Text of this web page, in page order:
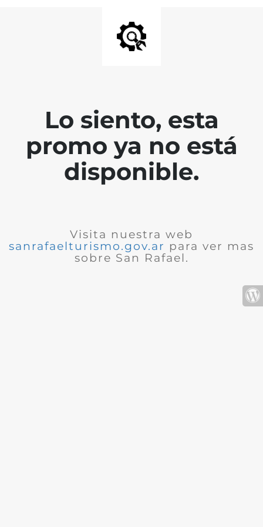
Lo siento, esta
promo ya no está
disponible.
Visita nuestra web
sanrafaelturismo.gov.ar para ver mas
sobre San Rafael.